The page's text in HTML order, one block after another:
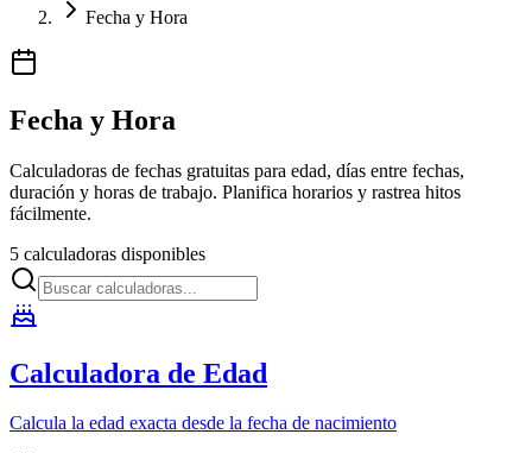
Fecha y Hora
Fecha y Hora
Calculadoras de fechas gratuitas para edad, días entre fechas,
duración y horas de trabajo. Planifica horarios y rastrea hitos
fácilmente.
5 calculadoras disponibles
Calculadora de Edad
Calcula la edad exacta desde la fecha de nacimiento